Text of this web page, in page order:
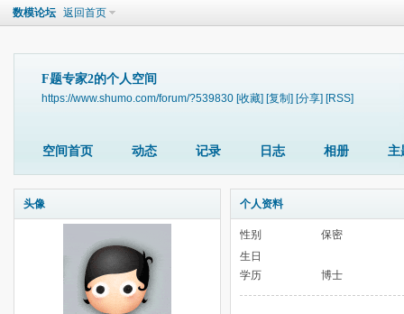
数模论坛 返回首页
F题专家2的个人空间
https://www.shumo.com/forum/?539830 [收藏] [复制] [分享] [RSS]
空间首页 动态 记录 日志 相册 主
头像 个人资料
性别
保密
生日
学历
博士